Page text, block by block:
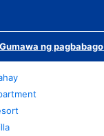
Gumawa ng